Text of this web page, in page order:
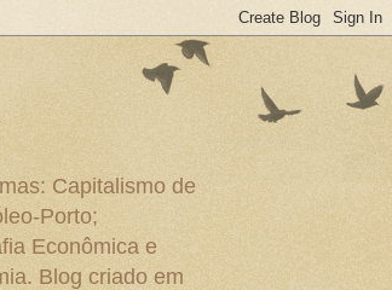
Capitalismo de
Porto;
Econômica e
Blog criado em